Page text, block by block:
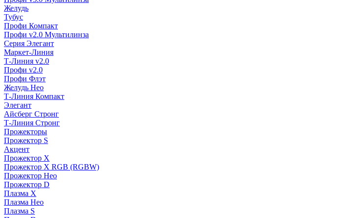
Желудь
Тубус
Профи Компакт
Профи v2.0 Мультилинза
Серия Элегант
Маркет-Линия
Т-Линия v2.0
Профи v2.0
Профи Флэт
Желудь Нео
Т-Линия Компакт
Элегант
Айсберг Стронг
Т-Линия Стронг
Прожекторы
Прожектор S
Акцент
Прожектор X
Прожектор Х RGB (RGBW)
Прожектор Нео
Прожектор D
Плазма X
Плазма Нео
Плазма S